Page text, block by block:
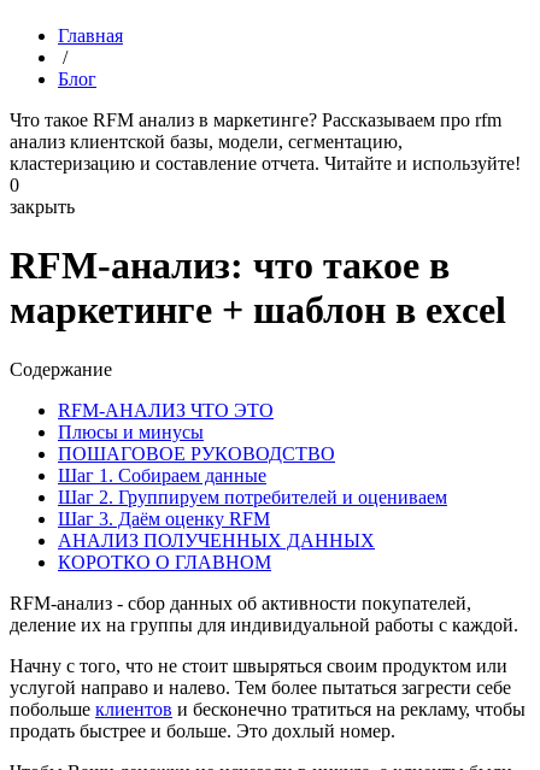
Главная
/
Блог
Что такое RFM анализ в маркетинге? Рассказываем про rfm
анализ клиентской базы, модели, сегментацию,
кластеризацию и составление отчета. Читайте и используйте!
0
закрыть
RFM-анализ: что такое в
маркетинге + шаблон в excel
Содержание
RFM-АНАЛИЗ ЧТО ЭТО
Плюсы и минусы
ПОШАГОВОЕ РУКОВОДСТВО
Шаг 1. Собираем данные
Шаг 2. Группируем потребителей и оцениваем
Шаг 3. Даём оценку RFM
АНАЛИЗ ПОЛУЧЕННЫХ ДАННЫХ
КОРОТКО О ГЛАВНОМ
RFM-анализ - сбор данных об активности покупателей,
деление их на группы для индивидуальной работы с каждой.
Начну с того, что не стоит швыряться своим продуктом или
услугой направо и налево. Тем более пытаться загрести себе
побольше клиентов и бесконечно тратиться на рекламу, чтобы
продать быстрее и больше. Это дохлый номер.